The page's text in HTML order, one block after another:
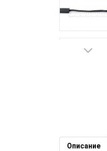
Описание